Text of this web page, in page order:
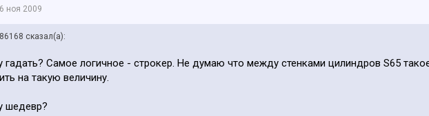
6 ноя 2009
сказал(а):
гадать? Самое логичное - строкер. Не думаю что между стенками цилиндров S65
на такую величину.
шедевр?